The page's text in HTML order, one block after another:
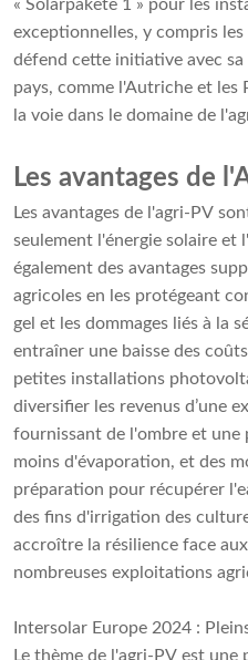
« Solarpakete 1 » pour les
exceptionnelles, y compris les
défend cette initiative avec
pays, comme l'Autriche et les
la voie dans le domaine de
Les avantages de
Les avantages de l'agri-PV
seulement l'énergie solaire et
également des avantages
agricoles en les protégeant
gel et les dommages liés à la
entraîner une baisse des
petites installations
diversifier les revenus d’une
fournissant de l'ombre et
moins d'évaporation, et des
préparation pour récupérer
des fins d'irrigation des
accroître la résilience face
nombreuses exploitations
Intersolar Europe 2024 :
Le thème de l'agri-PV est